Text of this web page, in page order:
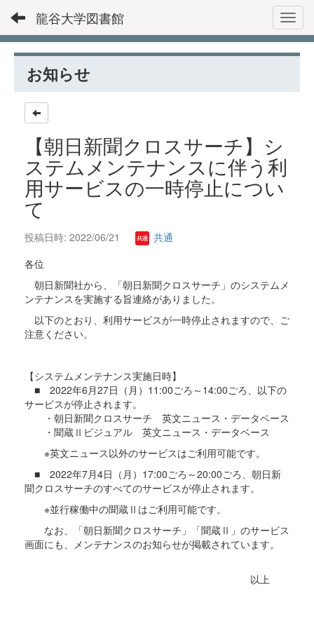
龍谷大学図書館
お知らせ
【朝日新聞クロスサーチ】シ
ステムメンテナンスに伴う利
用サービスの一時停止につい
て
投稿日時: 2022/06/21
共通
各位
朝日新聞社から、「朝日新聞クロスサーチ」のシステムメ
ンテナンスを実施する旨連絡がありました。
以下のとおり、利用サービスが一時停止されますので、ご
注意ください。
【システムメンテナンス実施日時】
■ 2022年6月27日（月）11:00ごろ～14:00ごろ、以下の
サービスが停止されます。
・朝日新聞クロスサーチ 英文ニュース・データベース
・聞蔵Ⅱビジュアル 英文ニュース・データベース
※英文ニュース以外のサービスはご利用可能です。
■ 2022年7月4日（月）17:00ごろ～20:00ごろ、朝日新
聞クロスサーチのすべてのサービスが停止されます。
※並行稼働中の聞蔵Ⅱはご利用可能です。
なお、「朝日新聞クロスサーチ」「聞蔵Ⅱ」のサービス
画面にも、メンテナンスのお知らせが掲載されています。
以上